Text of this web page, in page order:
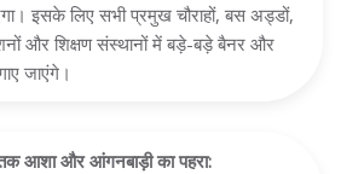
इसके लिए सभी प्रमुख चौराहों, बस अड्डों,
और शिक्षण संस्थानों में बड़े-बड़े बैनर और
जाएंगे।
आशा और आंगनबाड़ी का पहरा: